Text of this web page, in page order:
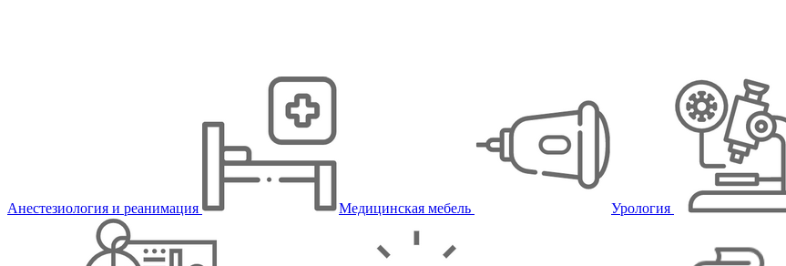
Анестезиология и реанимация Медицинская мебель Урология